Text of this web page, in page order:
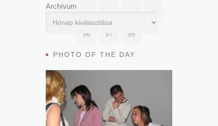
96 97 98
Archívum
PHOTO OF THE DAY